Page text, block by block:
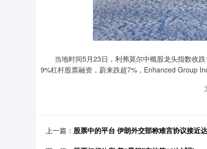
当地时间5月23日，利弗莫尔中概股龙头指数收跌
9%杠杆股票融资，蔚来跌超7%，Enhanced Group
上一篇： 股票中的平台 伊朗外交部称难言协议接近